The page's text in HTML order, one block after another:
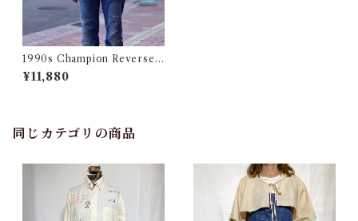
1990s Champion Reverse
Weave Size M / 90年代 チャ
ンピオン リバースウィーブ U
¥11,880
同じカテゴリの商品